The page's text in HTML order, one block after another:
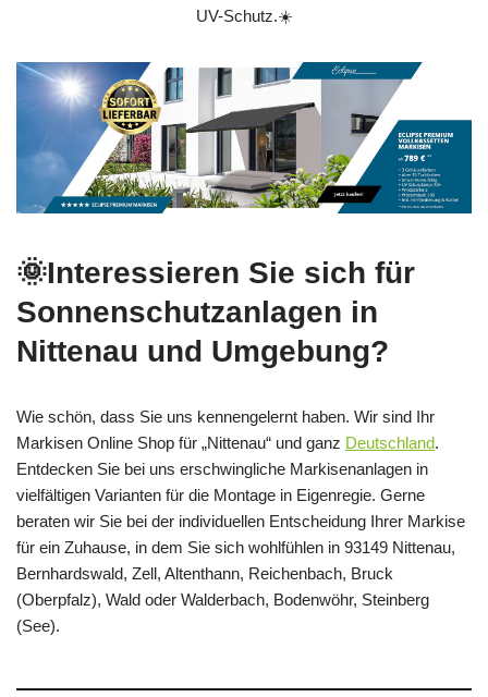
UV-Schutz.☀️
🌞Interessieren Sie sich für
Sonnenschutzanlagen in
Nittenau und Umgebung?
Wie schön, dass Sie uns kennengelernt haben. Wir sind Ihr
Markisen Online Shop für „Nittenau“ und ganz Deutschland.
Entdecken Sie bei uns erschwingliche Markisenanlagen in
vielfältigen Varianten für die Montage in Eigenregie. Gerne
beraten wir Sie bei der individuellen Entscheidung Ihrer Markise
für ein Zuhause, in dem Sie sich wohlfühlen in 93149 Nittenau,
Bernhardswald, Zell, Altenthann, Reichenbach, Bruck
(Oberpfalz), Wald oder Walderbach, Bodenwöhr, Steinberg
(See).